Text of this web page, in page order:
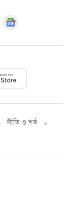
নীতি ও শর্ত